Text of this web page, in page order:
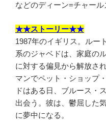
などのディーン=チャール
★★ストーリー★★
1987年のイギリス。ルー
系のジャベドは、家庭の
に対する偏見から解放さ
マンでペット・ショップ
ドはある日、ブルース・
出会う。彼は、鬱屈した
に夢中になる。